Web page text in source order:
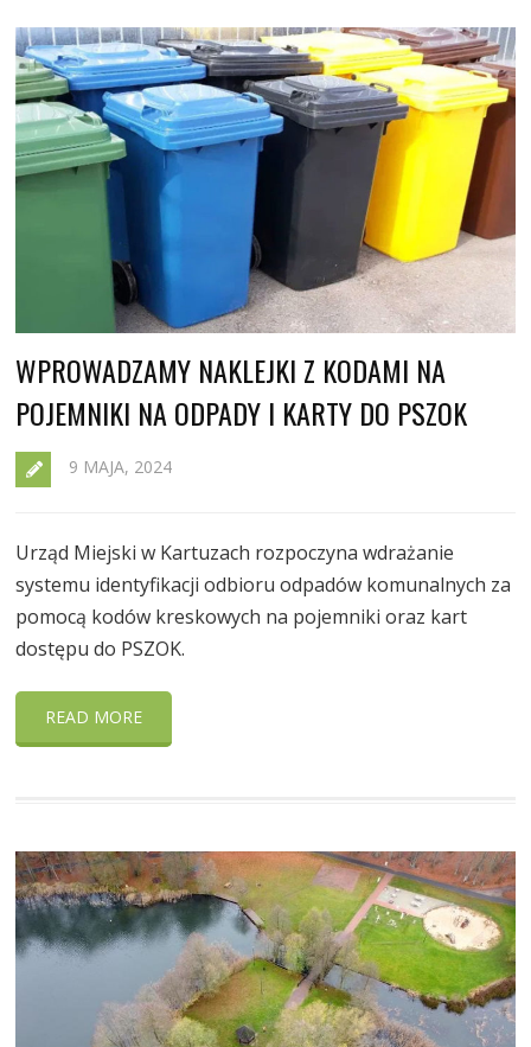
WPROWADZAMY NAKLEJKI Z KODAMI NA
POJEMNIKI NA ODPADY I KARTY DO PSZOK
9 MAJA, 2024
Urząd Miejski w Kartuzach rozpoczyna wdrażanie
systemu identyfikacji odbioru odpadów komunalnych za
pomocą kodów kreskowych na pojemniki oraz kart
dostępu do PSZOK.
READ MORE